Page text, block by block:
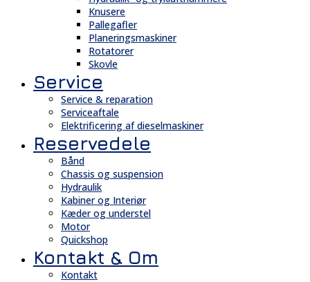
Knusere
Pallegafler
Planeringsmaskiner
Rotatorer
Skovle
Service
Service & reparation
Serviceaftale
Elektrificering af dieselmaskiner
Reservedele
Bånd
Chassis og suspension
Hydraulik
Kabiner og Interiør
Kæder og understel
Motor
Quickshop
Kontakt & Om
Kontakt